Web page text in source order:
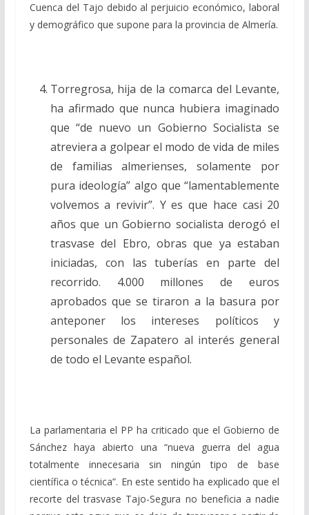
Cuenca del Tajo debido al perjuicio económico, laboral
y demográfico que supone para la provincia de Almería.
Torregrosa, hija de la comarca del Levante,
ha afirmado que nunca hubiera imaginado
que “de nuevo un Gobierno Socialista se
atreviera a golpear el modo de vida de miles
de familias almerienses, solamente por
pura ideología” algo que “lamentablemente
volvemos a revivir”. Y es que hace casi 20
años que un Gobierno socialista derogó el
trasvase del Ebro, obras que ya estaban
iniciadas, con las tuberías en parte del
recorrido. 4.000 millones de euros
aprobados que se tiraron a la basura por
anteponer los intereses políticos y
personales de Zapatero al interés general
de todo el Levante español.
La parlamentaria el PP ha criticado que el Gobierno de
Sánchez haya abierto una “nueva guerra del agua
totalmente innecesaria sin ningún tipo de base
científica o técnica”. En este sentido ha explicado que el
recorte del trasvase Tajo-Segura no beneficia a nadie